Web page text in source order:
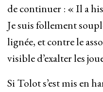
de continuer : « Il a
Je suis follement
lignée, et contre le
visible d’exalter les
Si Tolot s’est mis en